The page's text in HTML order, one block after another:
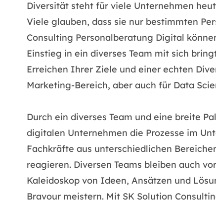
Diversität steht für viele Unternehmen
Viele glauben, dass sie nur bestimmten
Consulting Personalberatung Digital
Einstieg in ein diverses Team mit sich
Erreichen Ihrer Ziele und einer echten
Marketing-Bereich, aber auch für Data
Durch ein diverses Team und eine breite
digitalen Unternehmen die Prozesse im
Fachkräfte aus unterschiedlichen
reagieren. Diversen Teams bleiben auch
Kaleidoskop von Ideen, Ansätzen und
Bravour meistern. Mit SK Solution